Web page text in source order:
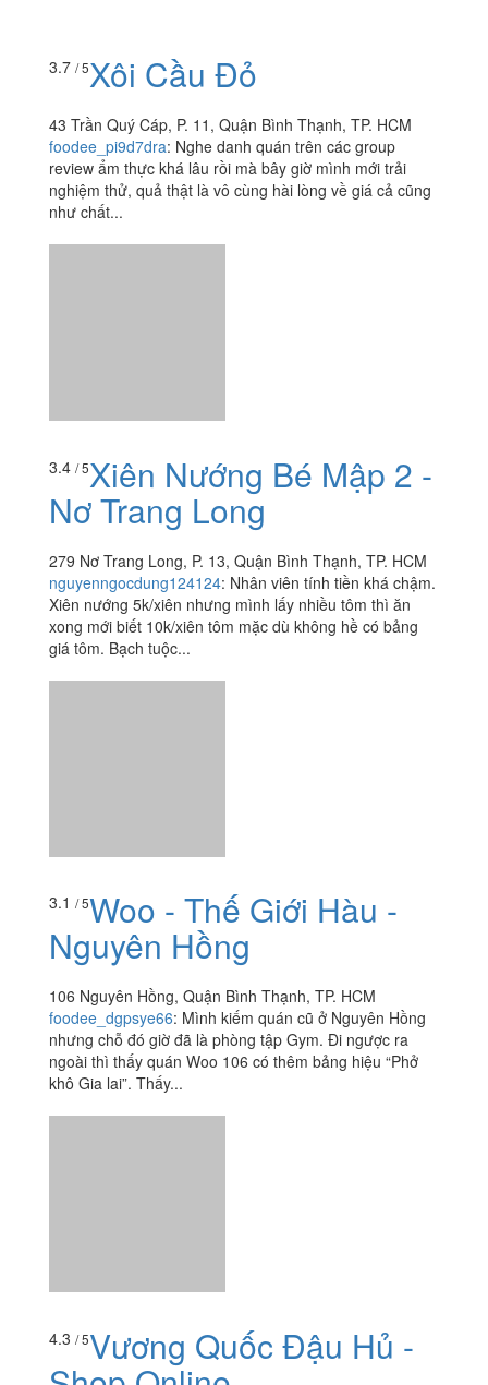
3.7/ 5Xôi Cầu Đỏ
43 Trần Quý Cáp, P. 11, Quận Bình Thạnh, TP. HCM
foodee_pi9d7dra:Nghe danh quán trên các group
3.4 / 5Xiên Nướng Bé Mập 2 -
Nơ Trang Long
279 Nơ Trang Long, P. 13, Quận Bình Thạnh, TP. HCM
nguyenngocdung124124:
3.1 / 5Woo - Thế Giới Hàu -
Nguyên Hồng
106 Nguyên Hồng, Quận Bình Thạnh, TP. HCM
foodee_dgpsye66:Mình kiếm quán cũ ở Nguyên Hồng